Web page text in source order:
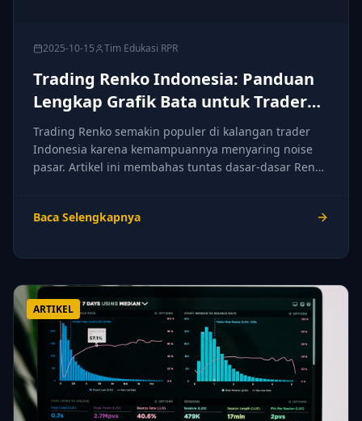
2025-10-15 Tim Edukasi RPR
Trading Renko Indonesia: Panduan
Lengkap Grafik Bata untuk Trader
Lokal
Trading Renko semakin populer di kalangan trader
Indonesia karena kemampuannya menyaring noise
pasar. Artikel ini membahas tuntas dasar-dasar Renko
Baca Selengkapnya
ARTIKEL